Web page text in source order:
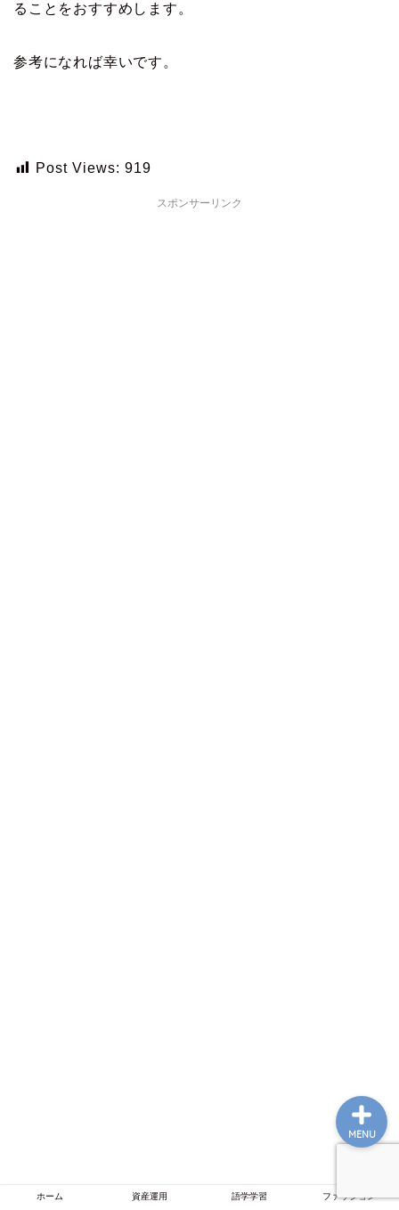
ることをおすすめします。
参考になれば幸いです。
Post Views: 919
スポンサーリンク
ホーム 資産運用 語学学習 ファッション
MENU